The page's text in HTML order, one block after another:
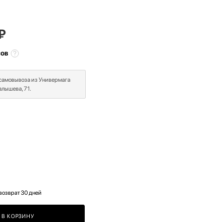
из Универмага
71.
30 дней
В КОРЗИНУ